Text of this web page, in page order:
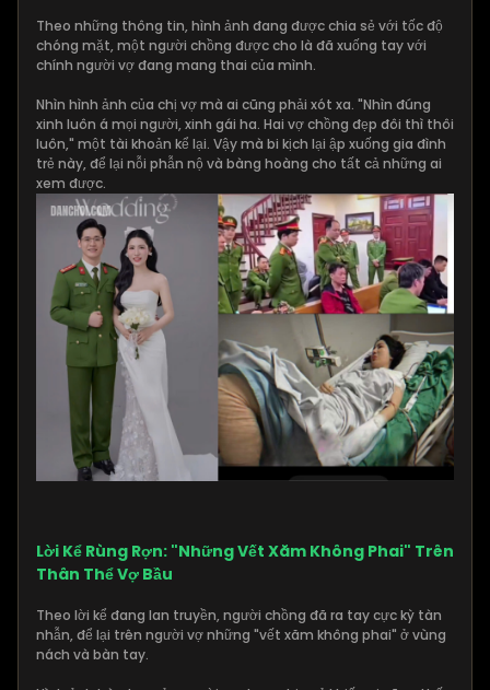
Theo những thông tin, hình ảnh đang được chia sẻ với tốc độ
chóng mặt, một người chồng được cho là đã xuống tay với
chính người vợ đang mang thai của mình.
Nhìn hình ảnh của chị vợ mà ai cũng phải xót xa. "Nhìn đúng
xinh luôn á mọi người, xinh gái ha. Hai vợ chồng đẹp đôi thì thôi
luôn," một tài khoản kể lại. Vậy mà bi kịch lại ập xuống gia đình
trẻ này, để lại nỗi phẫn nộ và bàng hoàng cho tất cả những ai
xem được.
Lời Kể Rùng Rợn: "Những Vết Xăm Không Phai" Trên
Thân Thể Vợ Bầu
Theo lời kể đang lan truyền, người chồng đã ra tay cực kỳ tàn
nhẫn, để lại trên người vợ những "vết xăm không phai" ở vùng
nách và bàn tay.